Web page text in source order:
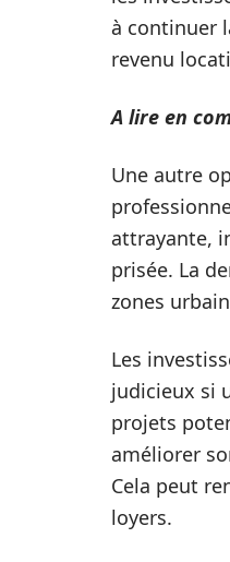
à continuer
revenu
A lire en
Une autre
attrayante,
prisée. La
zones
Les
judicieux si
projets
améliorer
Cela peut
loyers.